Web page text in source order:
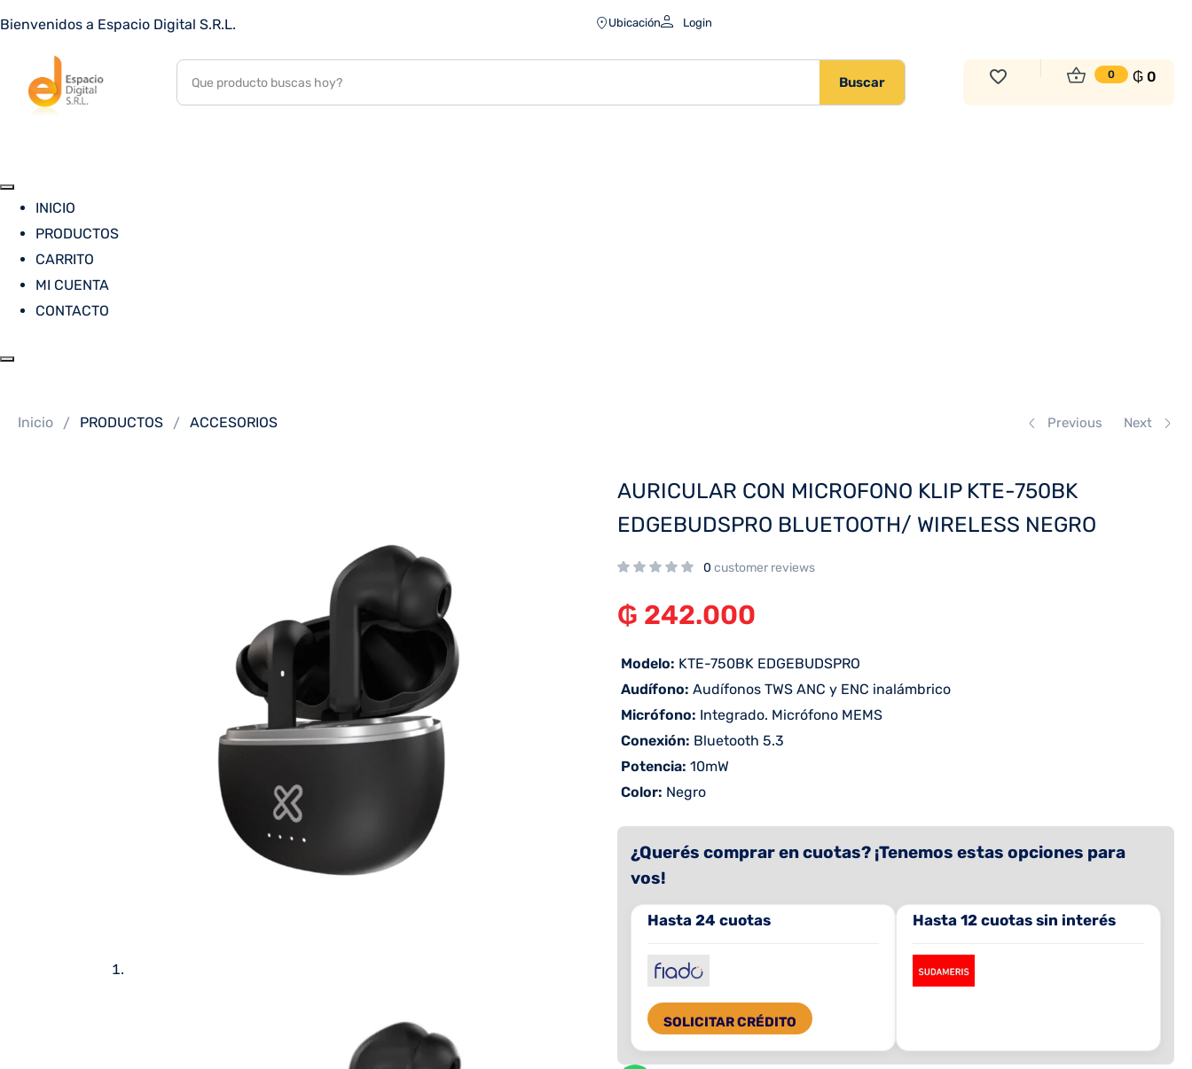
Bienvenidos a Espacio Digital S.R.L. Ubicación Login
Buscar
0 ₲0
INICIO
PRODUCTOS
CARRITO
MI CUENTA
CONTACTO
Inicio PRODUCTOS ACCESORIOS Previous Next
AURICULAR CON MICROFONO KLIP KTE-750BK
EDGEBUDSPRO BLUETOOTH/ WIRELESS NEGRO
0 customer reviews
₲ 242.000
 Modelo: KTE-750BK EDGEBUDSPRO
 Audífono: Audífonos TWS ANC y ENC inalámbrico
 Micrófono: Integrado. Micrófono MEMS
 Conexión: Bluetooth 5.3
 Potencia: 10mW
 Color: Negro
¿Querés comprar en cuotas? ¡Tenemos estas opciones para
vos!
Hasta 24 cuotas
SOLICITAR CRÉDITO
Hasta 12 cuotas sin interés